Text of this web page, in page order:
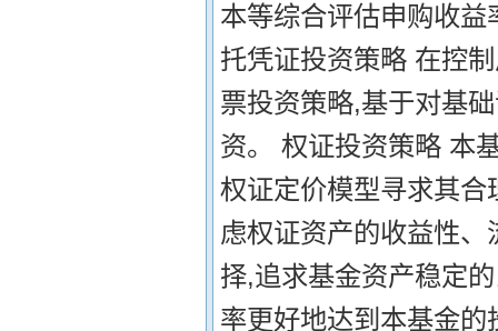
本等综合评估申购收
托凭证投资策略 在控
票投资策略,基于对基
资。 权证投资策略 本
权证定价模型寻求其
虑权证资产的收益性
择,追求基金资产稳定
率更好地达到本基金